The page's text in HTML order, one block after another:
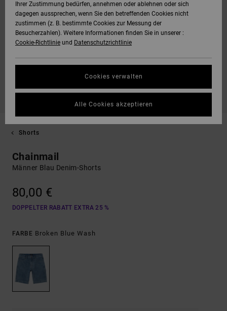
Shorts
Chainmail
Männer Blau Denim-Shorts
80,00 €
DOPPELTER RABATT EXTRA 25 %
FARBE Broken Blue Wash
Ihrer Zustimmung bedürfen, annehmen oder ablehnen oder sich
dagegen aussprechen, wenn Sie den betreffenden Cookies nicht
zustimmen (z. B. bestimmte Cookies zur Messung der
Besucherzahlen). Weitere Informationen finden Sie in unserer :
Cookie-Richtlinie und Datenschutzrichtlinie
Cookies verwalten
Alle Cookies akzeptieren